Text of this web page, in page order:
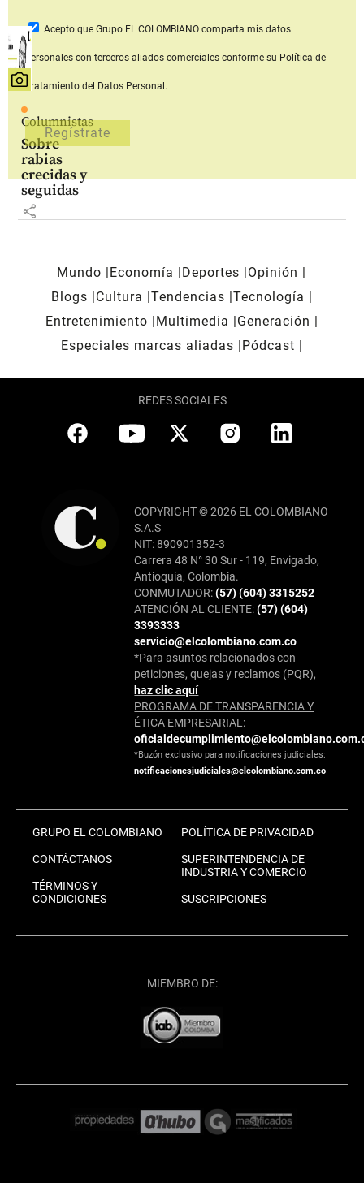
Columnistas
Sobre
rabias
crecidas y
seguidas
share
Acepto que Grupo EL COLOMBIANOcomparta mis datos
personales con terceros aliados comerciales conforme su Política de
Tratamiento del Datos Personal.
Mundo Economía Deportes
Opinión
Blogs
Cultura Tendencias Tecnología
Entretenimiento
Multimedia
Generación
Especiales marcas aliadas
Pódcast
REDES SOCIALES
COPYRIGHT © 2026 EL COLOMBIANO
S.A.S
NIT: 890901352-3
Carrera 48 N° 30 Sur - 119, Envigado,
Antioquia, Colombia.
CONMUTADOR:(57) (604) 3315252
ATENCIÓN AL CLIENTE:(57) (604)
3393333
servicio@elcolombiano.com.co
*Para asuntos relacionados con
peticiones, quejas y reclamos (PQR),
haz clic aquí
PROGRAMA DE TRANSPARENCIA Y
ÉTICA EMPRESARIAL:
*Buzón exclusivo para notificaciones judiciales:
notificacionesjudiciales@elcolombiano.com.co
GRUPO EL COLOMBIANO
CONTÁCTANOS
TÉRMINOS Y
CONDICIONES
POLÍTICA DE PRIVACIDAD
SUPERINTENDENCIA DE
INDUSTRIA Y COMERCIO
SUSCRIPCIONES
MIEMBRO DE: